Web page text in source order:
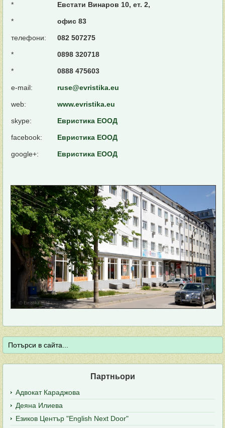
*
*
телефони:
*
*
e-mail:
web:
skype:
facebook:
google+:
Евстати Винаров 10, ет. 2,
офис 83
082 507275
0898 320718
0888 475603
ruse@evristika.eu
www.evristika.eu
Евристика ЕООД
Евристика ЕООД
Евристика ЕООД
Партньори
Адвокат Караджова
Деяна Илиева
Езиков Център "English Next Door"